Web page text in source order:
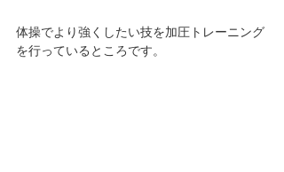
体操でより強くしたい技を加圧トレーニング
を行っているところです。